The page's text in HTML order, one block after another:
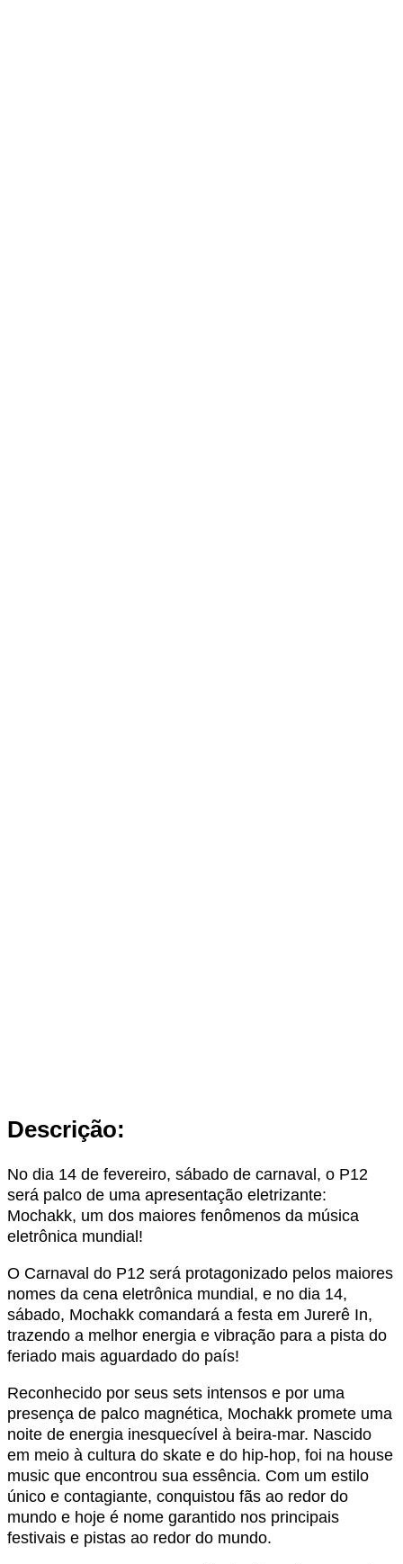
Descrição:
No dia 14 de fevereiro, sábado de carnaval, o P12
será palco de uma apresentação eletrizante:
Mochakk, um dos maiores fenômenos da música
eletrônica mundial!
O Carnaval do P12 será protagonizado pelos maiores
nomes da cena eletrônica mundial, e no dia 14,
sábado, Mochakk comandará a festa em Jurerê In,
trazendo a melhor energia e vibração para a pista do
feriado mais aguardado do país!
Reconhecido por seus sets intensos e por uma
presença de palco magnética, Mochakk promete uma
noite de energia inesquecível à beira-mar. Nascido
em meio à cultura do skate e do hip-hop, foi na house
music que encontrou sua essência. Com um estilo
único e contagiante, conquistou fãs ao redor do
mundo e hoje é nome garantido nos principais
festivais e pistas ao redor do mundo.